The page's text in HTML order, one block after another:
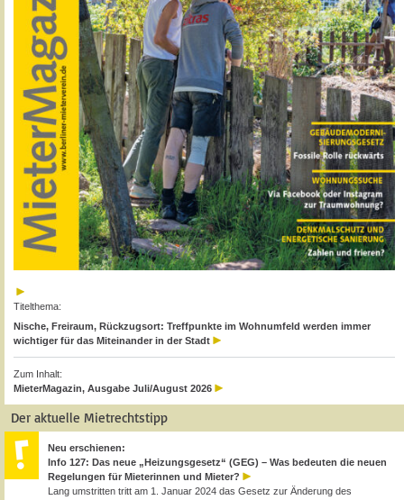
Titelthema:
Nische, Freiraum, Rückzugsort: Treffpunkte im Wohnumfeld werden immer
wichtiger für das Miteinander in der Stadt
Zum Inhalt:
MieterMagazin, Ausgabe Juli/August 2026
Der aktuelle Mietrechtstipp
Neu erschienen:
Info 127: Das neue „Heizungsgesetz“ (GEG) – Was bedeuten die neuen
Regelungen für Mieterinnen und Mieter?
Lang umstritten tritt am 1. Januar 2024 das Gesetz zur Änderung des